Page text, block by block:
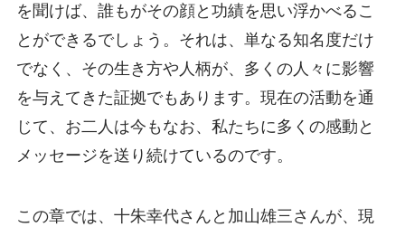
を聞けば、誰もがその顔と功績を思い浮かべるこ
とができるでしょう。それは、単なる知名度だけ
でなく、その生き方や人柄が、多くの人々に影響
を与えてきた証拠でもあります。現在の活動を通
じて、お二人は今もなお、私たちに多くの感動と
メッセージを送り続けているのです。
この章では、十朱幸代さんと加山雄三さんが、現